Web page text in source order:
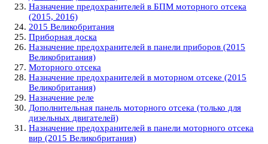
Назначение предохранителей в БПМ моторного отсека
(2015, 2016)
2015 Великобритания
Приборная доска
Назначение предохранителей в панели приборов (2015
Великобритания)
Моторного отсека
Назначение предохранителей в моторном отсеке (2015
Великобритания)
Назначение реле
Дополнительная панель моторного отсека (только для
дизельных двигателей)
Назначение предохранителей в панели моторного отсека
вир (2015 Великобритания)